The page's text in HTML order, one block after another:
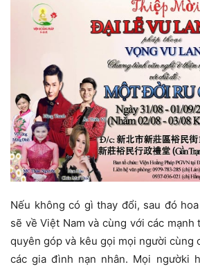
Nếu không có gì thay đổi, sau đó
sẽ về Việt Nam và cùng với các
quyên góp và kêu gọi mọi người cùng
các gia đình nạn nhân. Mọi ngườki